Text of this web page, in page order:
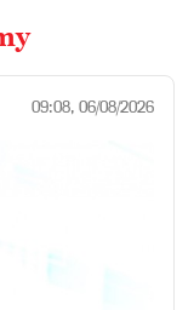
09:08, 06/08/2026